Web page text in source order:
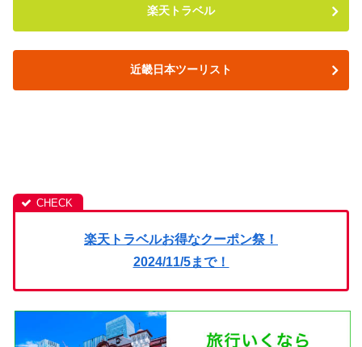
楽天トラベル
近畿日本ツーリスト
楽天トラベルお得なクーポン祭！
2024/11/5まで！